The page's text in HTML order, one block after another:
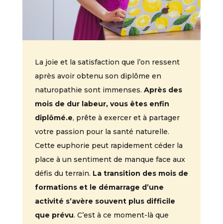
La joie et la satisfaction que l’on ressent
après avoir obtenu son diplôme en
naturopathie sont immenses. Après des
mois de dur labeur, vous êtes enfin
diplômé.e, prête à exercer et à partager
votre passion pour la santé naturelle.
Cette euphorie peut rapidement céder la
place à un sentiment de manque face aux
défis du terrain. La transition des mois de
formations et le démarrage d’une
activité s’avère souvent plus difficile
que prévu. C’est à ce moment-là que